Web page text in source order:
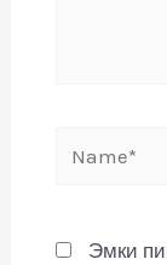
Эмки